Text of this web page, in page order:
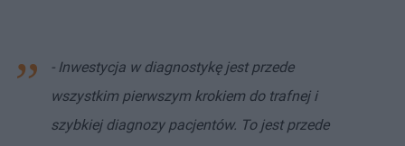
- Inwestycja w diagnostykę jest przede
wszystkim pierwszym krokiem do trafnej i
szybkiej diagnozy pacjentów. To jest przede